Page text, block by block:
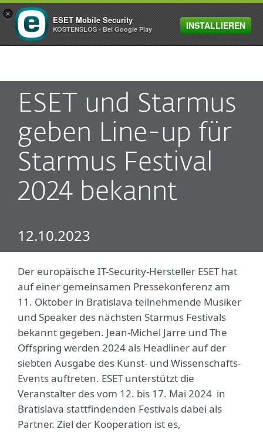
MENU
ESET und Starmus
geben Line-up für
Starmus Festival
2024 bekannt
12.10.2023
Der europäische IT-Security-Hersteller ESET hat
auf einer gemeinsamen Pressekonferenz am
11. Oktober in Bratislava teilnehmende Musiker
und Speaker des nächsten Starmus Festivals
bekannt gegeben. Jean-Michel Jarre und The
Offspring werden 2024 als Headliner auf der
siebten Ausgabe des Kunst- und Wissenschafts-
Events auftreten. ESET unterstützt die
Veranstalter des vom 12. bis 17. Mai 2024 in
Bratislava stattfindenden Festivals dabei als
Partner. Ziel der Kooperation ist es,
×
ESET Mobile Security
KOSTENSLOS - Bei Google Play INSTALLIEREN